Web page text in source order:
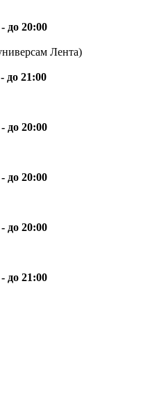
до 20:00
Лента)
до 21:00
до 20:00
до 20:00
до 20:00
до 21:00